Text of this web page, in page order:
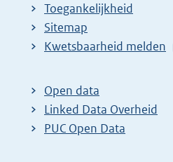
Toegankelijkheid
Sitemap
E
t
e
r
Kwetsbaarheid melden
Open data
Linked Data Overheid
PUC Open Data